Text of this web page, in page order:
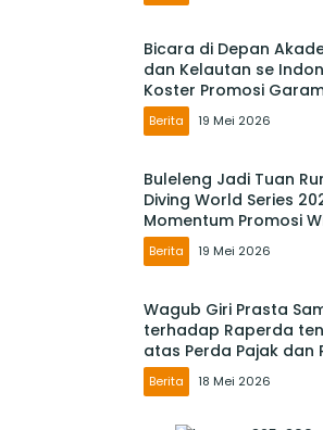
Bicara di Depan
dan Kelautan se
Koster Promosi
Berita 19 Mei 2026
Buleleng Jadi Tuan
Diving World Series
Momentum Promosi
Berita 19 Mei 2026
Wagub Giri Prasta
terhadap Raperda
atas Perda Pajak dan
Berita 18 Mei 2026